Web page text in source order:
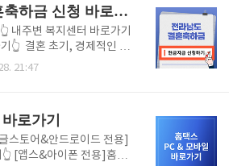
전남 청년부부 결혼축하금 신청 바로가기
내주변 복지센터 바로가기
👆 결혼 초기, 경제적인 어
별 지원 혜택! 청년부부를
이 가능하며, 필요한 서류
구나 쉽게 접근할 수 있습
법, 필요한 서류 등을 알아
21:47
로가기
스토어&안드로이드 전용]
[앱스&아이폰 전용]홈택